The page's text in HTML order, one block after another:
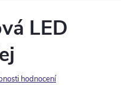
LED
hodnocení